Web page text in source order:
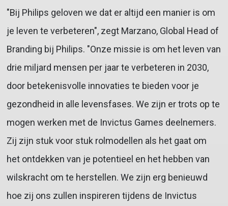
"Bij Philips geloven we dat er altijd een manier is om
je leven te verbeteren", zegt Marzano, Global Head of
Branding bij Philips. "Onze missie is om het leven van
drie miljard mensen per jaar te verbeteren in 2030,
door betekenisvolle innovaties te bieden voor je
gezondheid in alle levensfases. We zijn er trots op te
mogen werken met de Invictus Games deelnemers.
Zij zijn stuk voor stuk rolmodellen als het gaat om
het ontdekken van je potentieel en het hebben van
wilskracht om te herstellen. We zijn erg benieuwd
hoe zij ons zullen inspireren tijdens de Invictus